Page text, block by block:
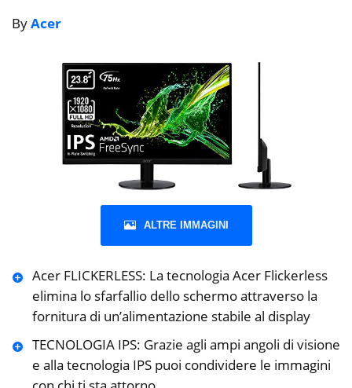
ByAcer
ALTRE IMMAGINI
Acer FLICKERLESS: La tecnologia Acer Flickerless
elimina lo sfarfallio dello schermo attraverso la
fornitura di un’alimentazione stabile al display
TECNOLOGIA IPS: Grazie agli ampi angoli di visione
e alla tecnologia IPS puoi condividere le immagini